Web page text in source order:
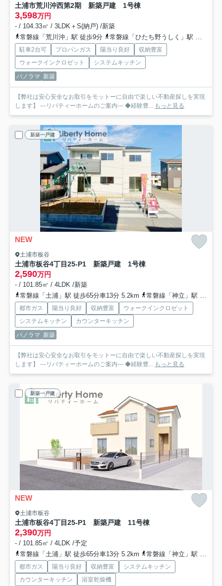
土浦市荒川沖西第2期 新築戸建 1号棟
3,598万円
- / 104.33㎡ / 3LDK＋S(納戸) /新築
常磐線「荒川沖」駅 徒歩9分
常磐線「ひたち野うしく」駅 徒歩46分
駐車2台可 プロパンガス 陽当り良好
収納豊富
ウォークインクロゼット
システムキッチン
パノラマ 新築
【弊社は安心安全なお取引をモットーに自由で楽しい不動産探しを実現
します】 ---リバティーホームのご案内--- ◆経験豊...
もっと見る
新築一戸建
NEW
土浦市板谷
土浦市板谷4丁目25-P1 新築戸建 1号棟
2,590万円
- / 101.85㎡ / 4LDK /新築
常磐線「土浦」駅 徒歩65分車13分 5.2km
常磐線「神立」駅 徒歩70分
都市ガス 陽当り良好 収納豊富
ウォークインクロゼット
システムキッチン
カウンターキッチン
パノラマ 新築
【弊社は安心安全なお取引をモットーに自由で楽しい不動産探しを実現
します】 ---リバティーホームのご案内--- ◆経験豊...
もっと見る
新築一戸建
NEW
土浦市板谷
土浦市板谷4丁目25-P1 新築戸建 11号棟
2,390万円
- / 101.85㎡ / 4LDK /予定
常磐線「土浦」駅 徒歩65分車13分 5.2km
常磐線「神立」駅 徒歩67分
都市ガス 陽当り良好 収納豊富
システムキッチン
カウンターキッチン
浴室乾燥機